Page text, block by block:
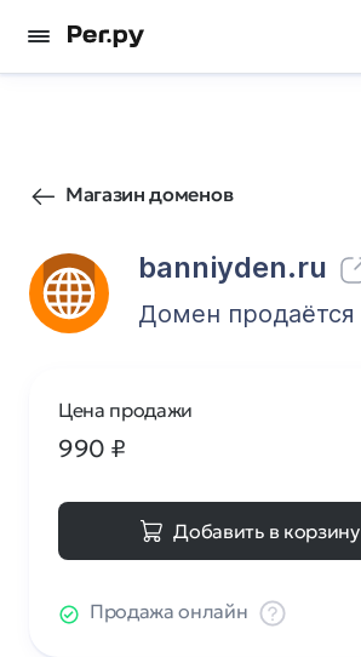
Магазин доменов
banniyden.ru
Домен продаётся
Цена продажи
990 ₽
Добавить в корзину
Продажа онлайн